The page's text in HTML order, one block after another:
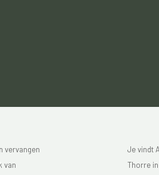
vervangen
van
Je vindt
Thorre in